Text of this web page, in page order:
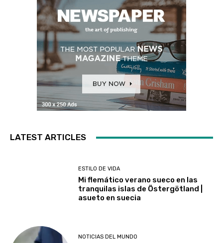
LATEST ARTICLES
ESTILO DE VIDA
Mi flemático verano sueco en las
tranquilas islas de Östergötland |
asueto en suecia
NOTICIAS DEL MUNDO